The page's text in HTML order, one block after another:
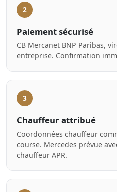
2
Paiement sécurisé
CB Mercanet BNP Paribas,
entreprise. Confirmation
3
Chauffeur attribué
Coordonnées chauffeur
course. Mercedes prévue
chauffeur APR.